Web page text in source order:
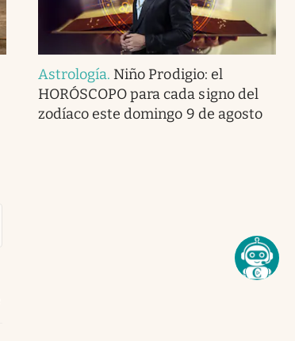
Astrología. Niño Prodigio: el
HORÓSCOPO para cada signo del
zodíaco este domingo 9 de agosto